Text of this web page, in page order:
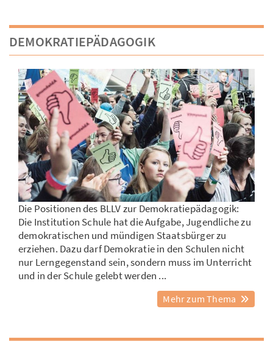
DEMOKRATIEPÄDAGOGIK
Die Positionen des BLLV zur Demokratiepädagogik:
Die Institution Schule hat die Aufgabe, Jugendliche zu
demokratischen und mündigen Staatsbürger zu
erziehen. Dazu darf Demokratie in den Schulen nicht
nur Lerngegenstand sein, sondern muss im Unterricht
und in der Schule gelebt werden ...
Mehr zum Thema